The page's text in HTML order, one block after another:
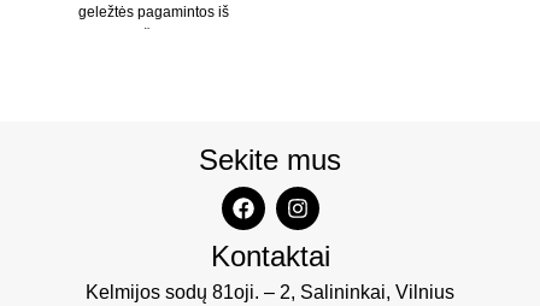
geležtės pagamintos iš
Sekite mus
Kontaktai
Kelmijos sodų 81oji. – 2, Salininkai, Vilnius